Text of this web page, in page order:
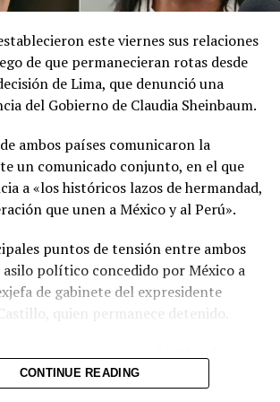
el llamado a consultar los
MARN y adoptar las medidas de
para reducir los efectos de este
especialmente entre las
riesgo de complicaciones de salud.
X
este viernes sus relaciones
de que permanecieran rotas desde
de Lima, que denunció una
del Gobierno de Claudia Sheinbaum.
ambos países comunicaron la
un comunicado conjunto, en el que
a «los históricos lazos de hermandad,
que unen a México y al Perú».
puntos de tensión entre ambos
político concedido por México a
de gabinete del expresidente
quien permanece detenido.
su conferencia diaria que Chávez había
CONTINUE READING